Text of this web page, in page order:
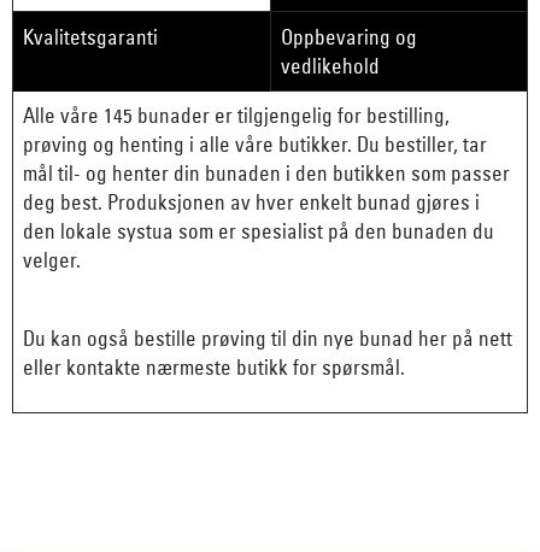
Kvalitetsgaranti
Oppbevaring og
vedlikehold
Alle våre 145 bunader er tilgjengelig for bestilling,
prøving og henting i alle våre butikker. Du bestiller, tar
mål til- og henter din bunaden i den butikken som passer
deg best. Produksjonen av hver enkelt bunad gjøres i
den lokale systua som er spesialist på den bunaden du
velger.
Du kan også bestille prøving til din nye bunad her på nett
eller kontakte nærmeste butikk for spørsmål.